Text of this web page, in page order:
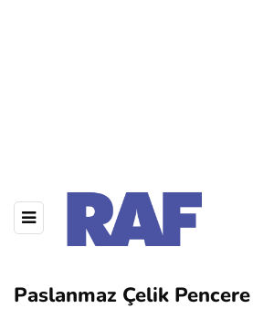
Paslanmaz Çelik